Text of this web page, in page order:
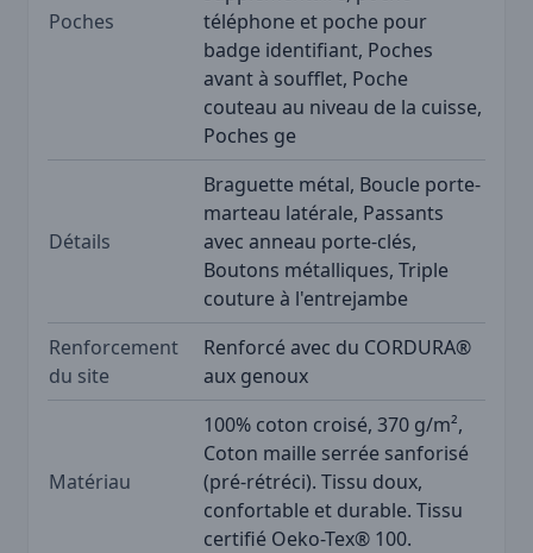
Poches
téléphone et poche pour
badge identifiant, Poches
avant à soufflet, Poche
couteau au niveau de la cuisse,
Poches ge
Détails
Braguette métal, Boucle porte-
marteau latérale, Passants
avec anneau porte-clés,
Boutons métalliques, Triple
couture à l'entrejambe
Renforcement
du site
Renforcé avec du CORDURA®
aux genoux
Matériau
100% coton croisé, 370 g/m²,
Coton maille serrée sanforisé
(pré-rétréci). Tissu doux,
confortable et durable. Tissu
certifié Oeko-Tex® 100.